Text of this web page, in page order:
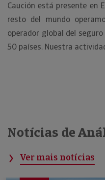
Caución está presente en
resto del mundo
operador global del
50 países. Nuestra
Notícias de
Ver mais notícias